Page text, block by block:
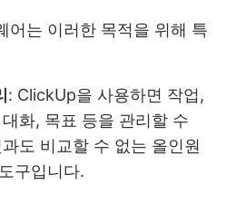
어는 이러한 목적을 위해 특
: ClickUp을 사용하면 작업,
화, 목표 등을 관리할 수
도 비교할 수 없는 올인원
구입니다.